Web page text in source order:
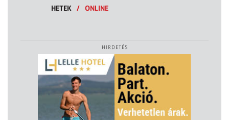
HETEK / ONLINE
HIRDETÉS